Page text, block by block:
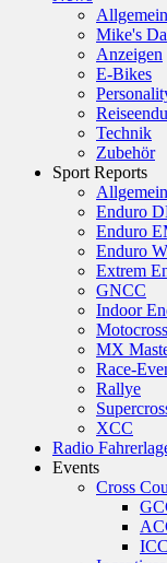
Mike's
Anzeigen
E-Bikes
Technik
Zubehör
Sport Reports
Enduro
Enduro
Enduro
Extrem
GNCC
Indoor
Motocross
MX
Race-
Rallye
XCC
Radio
Events
Cross